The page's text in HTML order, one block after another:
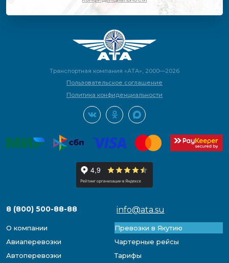
Транспортная компания «АТА», 2000—2026
Пользовательское соглашение
Политика конфиденциальности
8 (800) 500-88-88 info@ata.su
О компании
Превозки в Якутию
Авиаперевозки
Чартерные рейсы
Автоперевозки
Тарифы